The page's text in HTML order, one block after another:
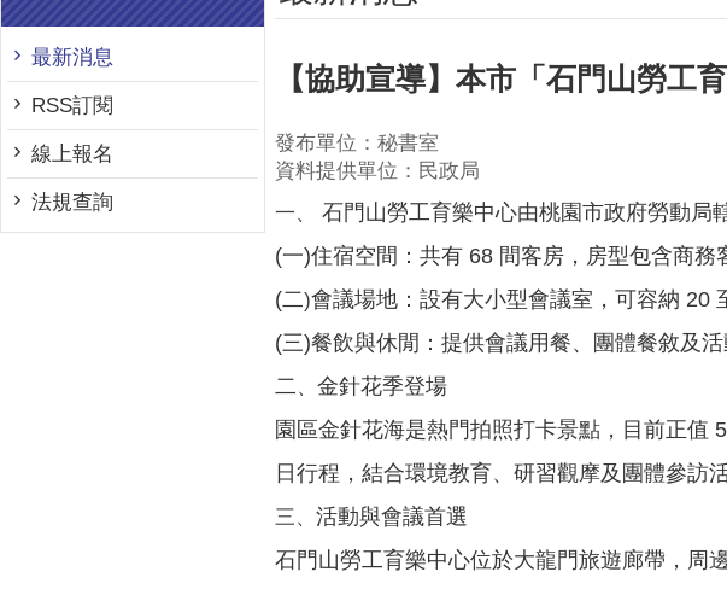
最新消息
RSS訂閱
線上報名
法規查詢
【協助宣導】本市「石門山勞工
發布單位：秘書室
資料提供單位：民政局
一、
石門山勞工育樂中心由桃園市政府勞動局
(一)住宿空間：共有 68 間客房，房型包含商
(二)會議場地：設有大小型會議室，可容納 20
(三)餐飲與休閒：提供會議用餐、團體餐敘及
二、 金針花季登場
園區金針花海是熱門拍照打卡景點，目前正值
日行程，結合環境教育、研習觀摩及團體參訪活
三、 活動與會議首選
石門山勞工育樂中心位於大龍門旅遊廊帶，周